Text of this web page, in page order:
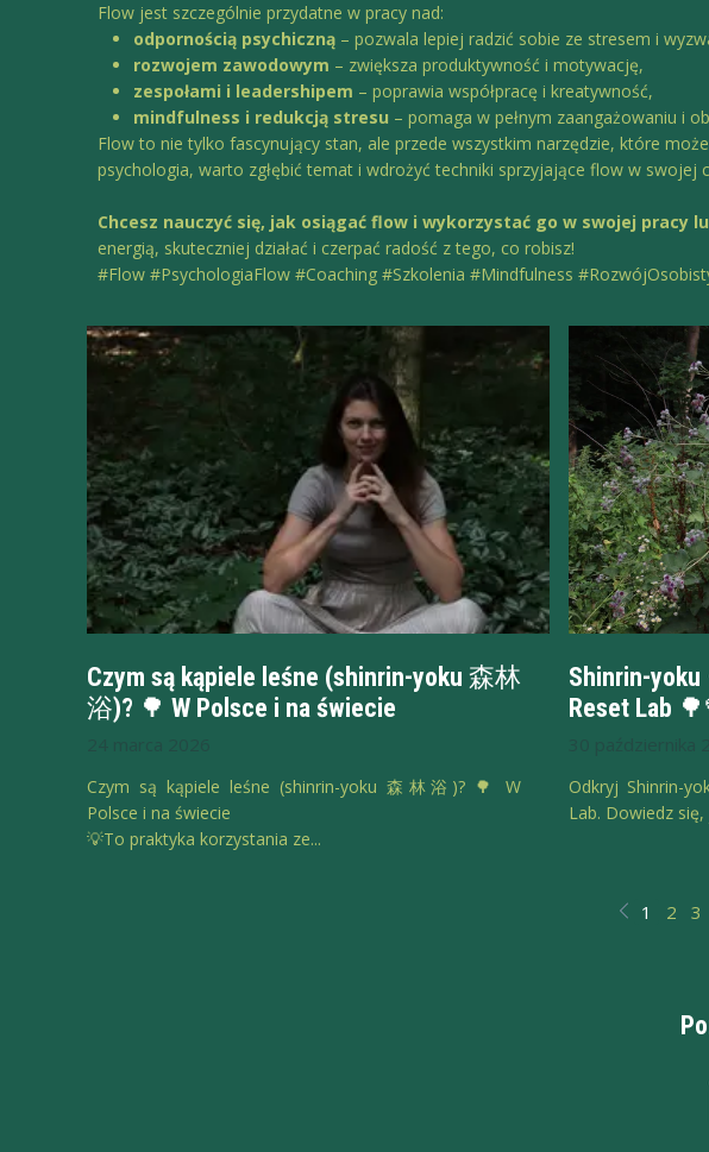
Flow jest szczególnie przydatne w pracy nad:
odpornością psychiczną – pozwala lepiej radzić sobie ze stresem i
rozwojem zawodowym – zwiększa produktywność i motywację,
zespołami i leadershipem – poprawia współpracę i kreatywność,
mindfulness i redukcją stresu – pomaga w pełnym zaangażowaniu i
Flow to nie tylko fascynujący stan, ale przede wszystkim narzędzie, które
psychologia, warto zgłębić temat i wdrożyć techniki sprzyjające flow w swojej
Chcesz nauczyć się, jak osiągać flow i wykorzystać go w swojej pracy
energią, skuteczniej działać i czerpać radość z tego, co robisz!
#Flow #PsychologiaFlow #Coaching #Szkolenia #Mindfulness
Czym są kąpiele leśne (shinrin-yoku 森林
浴)? 🌳 W Polsce i na świecie
Czym są kąpiele leśne (shinrin-yoku 森林浴)? 🌳 W
Polsce i na świecie
💡To praktyka korzystania ze...
Shinrin-yoku
Reset Lab
Odkryj Shinrin-
Lab. Dowiedz się,
1 2 3